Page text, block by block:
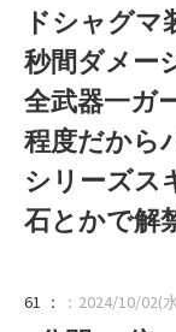
ドシャグ
秒間ダメー
全武器一ガ
程度だから
シリーズス
石とかで解
61 ： ：2024/10/02(